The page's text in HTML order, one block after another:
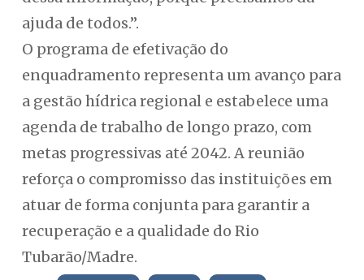
ajuda de todos.”.
O programa de efetivação do
enquadramento representa um avanço para
a gestão hídrica regional e estabelece uma
agenda de trabalho de longo prazo, com
metas progressivas até 2042. A reunião
reforça o compromisso das instituições em
atuar de forma conjunta para garantir a
recuperação e a qualidade do Rio
Tubarão/Madre.